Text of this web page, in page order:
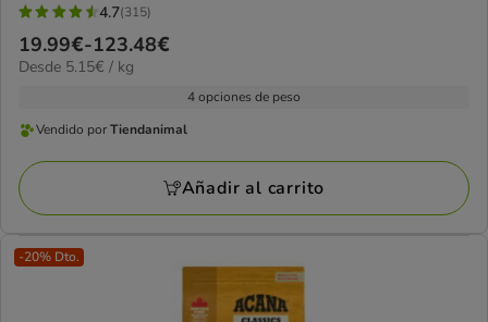
4.7
estrellas
con
opiniones
4.7(315)
Precio
de
a
19.99€-123.48€
5.15€
Desde 5.15€ / kg
4 opciones de peso
Vendido
por
Tiendanimal
Vendido porTiendanimal
Añadir al carrito
-20% Dto.